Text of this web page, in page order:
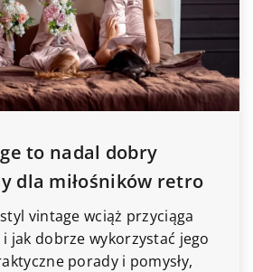
to nadal dobry
dla miłośników retro
vintage wciąż przyciąga
jak dobrze wykorzystać jego
porady i pomysły,